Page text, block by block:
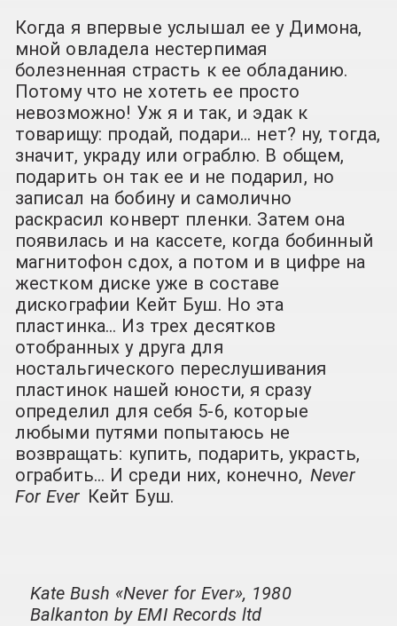
Когда я впервые услышал ее у Димона,
мной овладела нестерпимая
болезненная страсть к ее обладанию.
Потому что не хотеть ее просто
невозможно! Уж я и так, и эдак к
товарищу: продай, подари… нет? ну, тогда,
значит, украду или ограблю. В общем,
подарить он так ее и не подарил, но
записал на бобину и самолично
раскрасил конверт пленки. Затем она
появилась и на кассете, когда бобинный
магнитофон сдох, а потом и в цифре на
жестком диске уже в составе
дискографии Кейт Буш. Но эта
пластинка… Из трех десятков
отобранных у друга для
ностальгического переслушивания
пластинок нашей юности, я сразу
определил для себя 5-6, которые
любыми путями попытаюсь не
возвращать: купить, подарить, украсть,
ограбить… И среди них, конечно, Never
For Ever Кейт Буш.
Kate Bush «Never for Ever», 1980
Balkanton by EMI Records ltd